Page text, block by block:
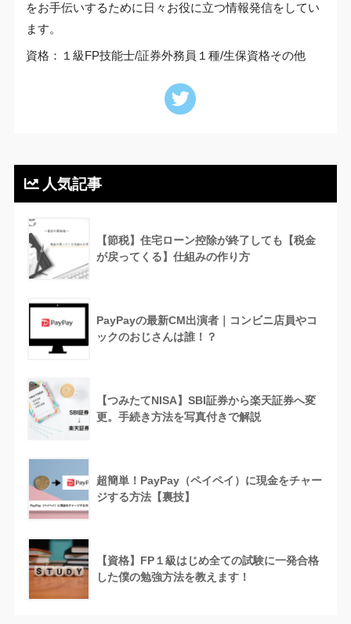
をお手伝いするために日々お役に立つ情報発信をしてい
ます。
資格：１級FP技能士/証券外務員１種/生保資格その他
人気記事
【節税】住宅ローン控除が終了しても【税金
が戻ってくる】仕組みの作り方
PayPayの最新CM出演者｜コンビニ店員やコ
ックのおじさんは誰！？
【つみたてNISA】SBI証券から楽天証券へ変
更。手続き方法を写真付きで解説
超簡単！PayPay（ペイペイ）に現金をチャー
ジする方法【裏技】
【資格】FP１級はじめ全ての試験に一発合格
した僕の勉強方法を教えます！